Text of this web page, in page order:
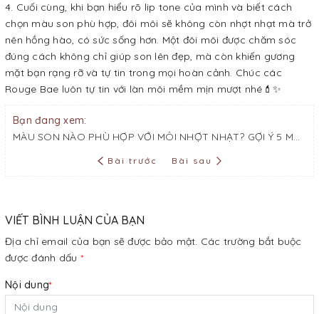
Cuối cùng, khi bạn hiểu rõ lip tone của mình và biết cách
chọn màu son phù hợp, đôi môi sẽ không còn nhợt nhạt mà trở
nên hồng hào, có sức sống hơn. Một đôi môi được chăm sóc
đúng cách không chỉ giúp son lên đẹp, mà còn khiến gương
mặt bạn rạng rỡ và tự tin trong mọi hoàn cảnh. Chúc các
Rouge Bae luôn tự tin với làn môi mềm mịn mượt nhé💄✨
Bạn đang xem:
MÀU SON NÀO PHÙ HỢP VỚI MÔI NHỢT NHẠT? GỢI Ý 5 MÀU SON HỢP VỚI MÔI BỢT
Bài trước Bài sau
VIẾT BÌNH LUẬN CỦA BẠN
Địa chỉ email của bạn sẽ được bảo mật. Các trường bắt buộc
được đánh dấu *
Nội dung*